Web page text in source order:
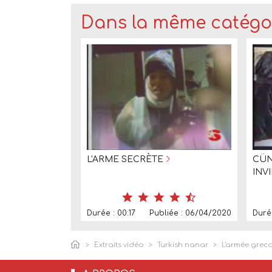
Dans la même
L'ARME SECRÈTE
Durée : 00:17 Publiée : 06/04/2020
Extraits vidéo Turkish nanar L'armée